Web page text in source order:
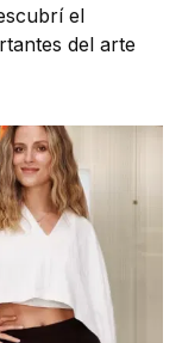
el
del arte